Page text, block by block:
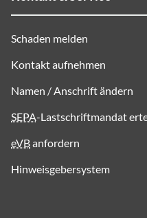
Schaden melden
Kontakt aufnehmen
Namen / Anschrift ändern
SEPA-Lastschriftmandat
eVBanfordern
Hinweisgebersystem